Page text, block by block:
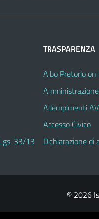
33/13
TRASPARENZA
Albo Pretorio on
Adempimenti
Accesso Civico
Dichiarazione di
© 2026